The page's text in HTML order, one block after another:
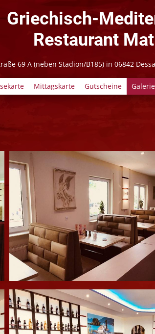
Griechisch-
Restaurant
69 A (neben Stadion/B185) in 06842
Mittagskarte Gutscheine Galerie